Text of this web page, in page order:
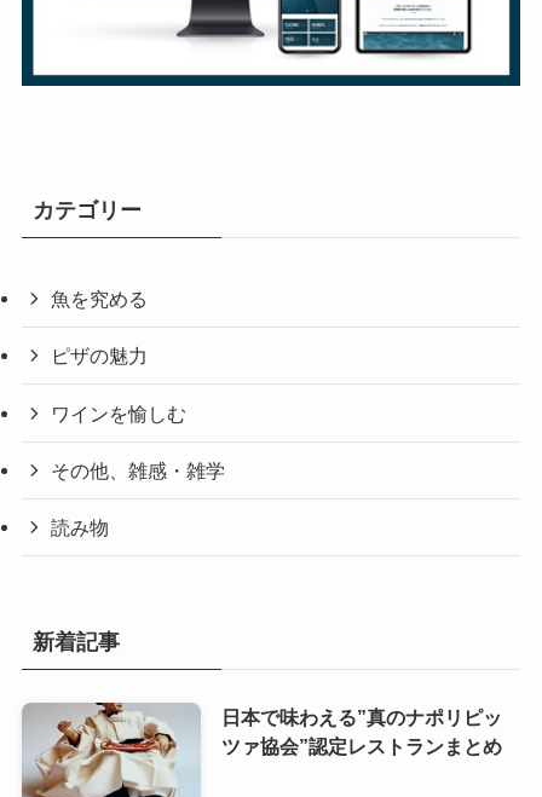
カテゴリー
魚を究める
ピザの魅力
ワインを愉しむ
その他、雑感・雑学
読み物
新着記事
日本で味わえる”真のナポリピッ
ツァ協会”認定レストランまとめ